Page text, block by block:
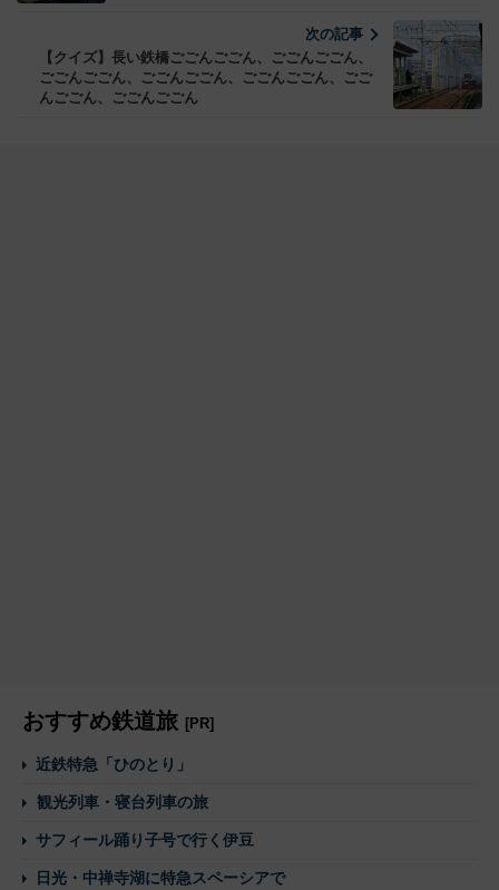
次の記事
【クイズ】長い鉄橋ごごんごごん、ごごんごごん、
ごごんごごん、ごごんごごん、ごごんごごん、ごご
んごごん、ごごんごごん
おすすめ鉄道旅 [PR]
近鉄特急「ひのとり」
観光列車・寝台列車の旅
サフィール踊り子号で行く伊豆
日光・中禅寺湖に特急スペーシアで